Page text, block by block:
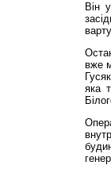
Він
вже
яка